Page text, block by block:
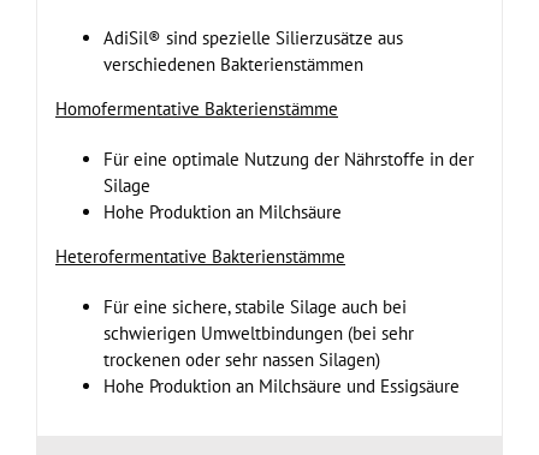
AdiSil® sind spezielle Silierzusätze aus
verschiedenen Bakterienstämmen
Homofermentative Bakterienstämme
Für eine optimale Nutzung der Nährstoffe in der
Silage
Hohe Produktion an Milchsäure
Heterofermentative Bakterienstämme
Für eine sichere, stabile Silage auch bei
schwierigen Umweltbindungen (bei sehr
trockenen oder sehr nassen Silagen)
Hohe Produktion an Milchsäure und Essigsäure